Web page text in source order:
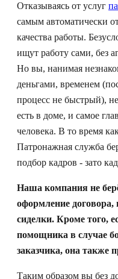
Отказываясь от услуг
самым автоматически
качества работы.
ищут работу сами, без
Но вы, нанимая
деньгами, временем
процесс не быстрый),
есть в доме, и самое
человека. В то время
Патронажная служба
подбор кадров - зато
Наша компания не
оформление договора,
сиделки. Кроме того,
помощника в случае
заказчика, она также
Таким образом вы без